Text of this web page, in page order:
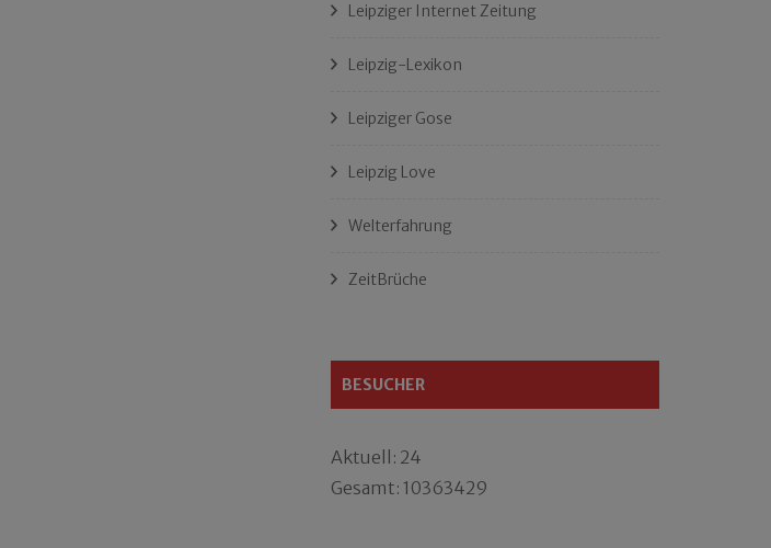
Leipziger Internet Zeitung
Leipzig-Lexikon
Leipziger Gose
Leipzig Love
Welterfahrung
ZeitBrüche
BESUCHER
Aktuell: 24
Gesamt: 10363429